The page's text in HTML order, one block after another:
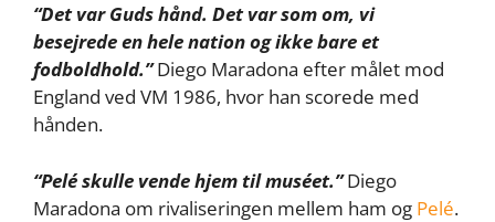
“Det var Guds hånd. Det var som om, vi
besejrede en hele nation og ikke bare et
fodboldhold.”Diego Maradona efter målet mod
England ved VM 1986, hvor han scorede med
hånden.
“Pelé skulle vende hjem til muséet.”Diego
Maradona om rivaliseringen mellem ham og Pelé.